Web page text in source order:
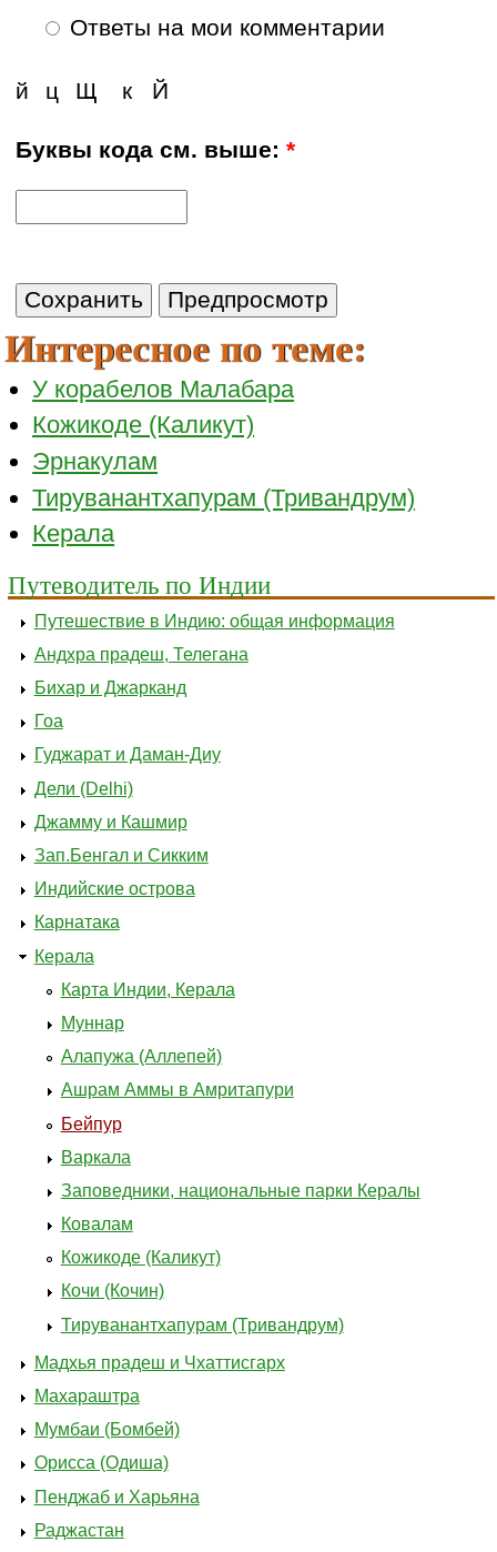
Ответы на мои комментарии
к
й ц Щ Й
Буквы кода см. выше:*
Интересное по теме:
У корабелов Малабара
Кожикоде (Каликут)
Эрнакулам
Тируванантхапурам (Тривандрум)
Керала
Путеводитель по Индии
Путешествие в Индию: общая информация
Андхра прадеш, Телегана
Бихар и Джарканд
Гоа
Гуджарат и Даман-Диу
Дели (Delhi)
Джамму и Кашмир
Зап.Бенгал и Сикким
Индийские острова
Карнатака
Керала
Карта Индии, Керала
Муннар
Алапужа (Аллепей)
Ашрам Аммы в Амритапури
Бейпур
Варкала
Заповедники, национальные парки Кералы
Ковалам
Кожикоде (Каликут)
Кочи (Кочин)
Тируванантхапурам (Тривандрум)
Мадхья прадеш и Чхаттисгарх
Махараштра
Мумбаи (Бомбей)
Орисса (Одиша)
Пенджаб и Харьяна
Раджастан